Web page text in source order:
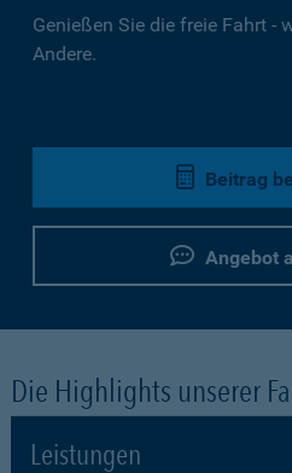
Genießen Sie die freie Fahrt -
Andere.
Beitrag
Angebot
Die Highlights unserer
Leistungen